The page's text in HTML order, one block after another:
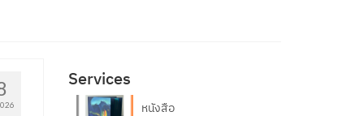
Services
หนังสือ